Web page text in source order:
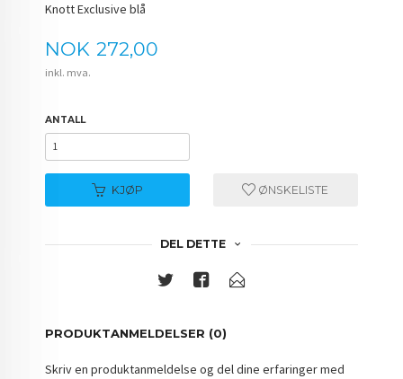
Knott Exclusive blå
Pris
NOK 272,00
inkl. mva.
ANTALL
KJØP ØNSKELISTE
DEL DETTE
PRODUKTANMELDELSER (0)
Skriv en produktanmeldelse og del dine erfaringer med